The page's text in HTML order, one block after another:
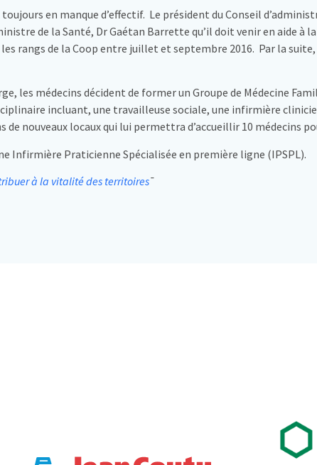
en manque d’effectif. Le président du Conseil
de la Santé, Dr Gaétan Barrette qu’il doit venir en aide à
rangs de la Coop entre juillet et septembre 2016. Par la
les médecins décident de former un Groupe de Médecine
incluant, une travailleuse sociale, une infirmière
nouveaux locaux qui lui permettra d’accueillir 10 médecins
Infirmière Praticienne Spécialisée en première ligne (IPSPL).
à la vitalité des territoires¯